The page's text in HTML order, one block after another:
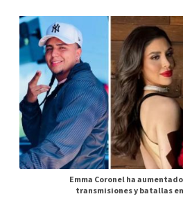
Emma Coronel ha
transmisiones y batallas